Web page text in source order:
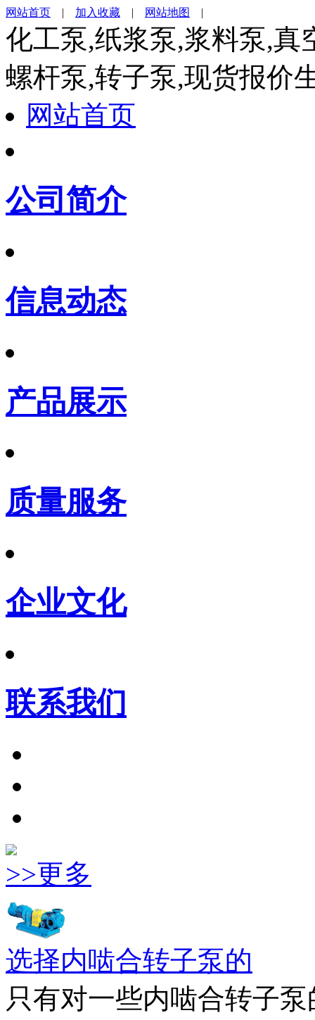
网站首页 | 加入收藏 | 网站地图 |
化工泵,纸浆泵,浆料泵,真
螺杆泵,转子泵,现货报价
网站首页
公司简介
信息动态
产品展示
质量服务
企业文化
联系我们
>>更多
选择内啮合转子泵的
只有对一些内啮合转子